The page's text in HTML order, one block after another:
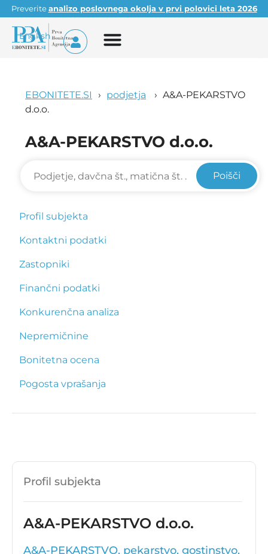
Preveriteanalizo poslovnega okolja v prvi polovici leta 2026
English
EBONITETE.SI podjetja
A&A-PEKARSTVO
d.o.o.
A&A-PEKARSTVO d.o.o.
Poišči
Profil subjekta
Kontaktni podatki
Zastopniki
Finančni podatki
Konkurenčna analiza
Nepremičnine
Bonitetna ocena
Pogosta vprašanja
Profil subjekta
A&A-PEKARSTVO d.o.o.
A&A-PEKARSTVO, pekarstvo, gostinstvo,